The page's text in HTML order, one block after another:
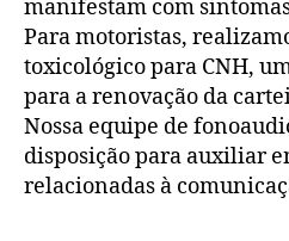
manifestam com
Para motoristas,
toxicológico para CNH,
para a renovação da
Nossa equipe de
disposição para auxiliar
relacionadas à